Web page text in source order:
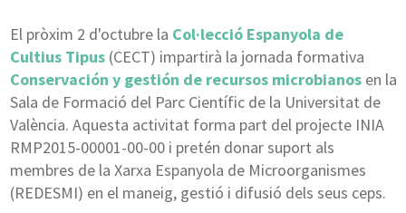
El pròxim 2 d'octubre la Col·lecció Espanyola de
Cultius Tipus(CECT) impartirà la jornada formativa
Conservación y gestión de recursos microbianos en la
Sala de Formació del Parc Científic de la Universitat de
València. Aquesta activitat forma part del projecte INIA
RMP2015-00001-00-00 i pretén donar suport als
membres de la Xarxa Espanyola de Microorganismes
(REDESMI) en el maneig, gestió i difusió dels seus ceps.